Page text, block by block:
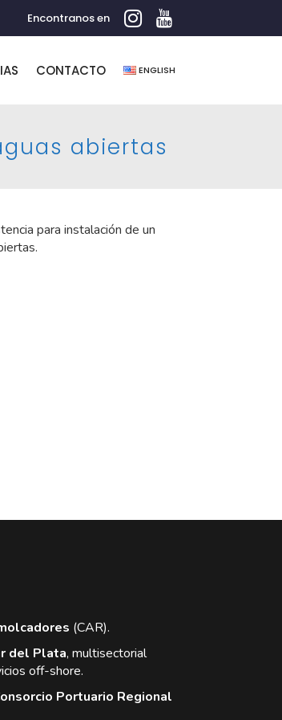
Encontranos en
CONTACTO ENGLISH
abiertas
para instalación de un
(CAR).
del Plata, multisectorial
off-shore.
Portuario Regional